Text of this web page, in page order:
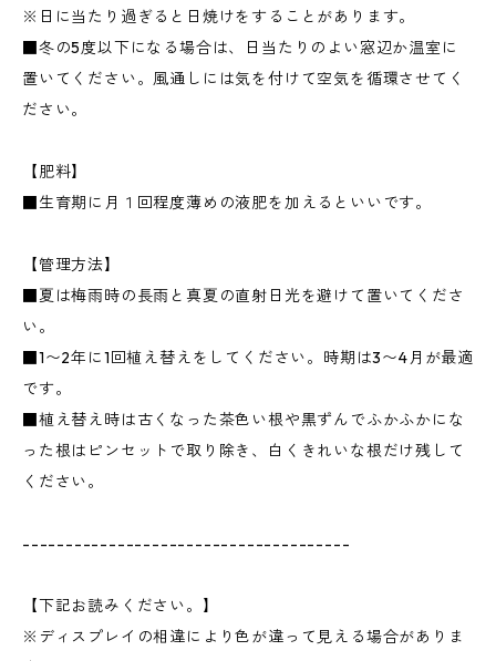
※日に当たり過ぎると日焼けをすることがあります。
■冬の5度以下になる場合は、日当たりのよい窓辺か温室に
置いてください。風通しには気を付けて空気を循環させてく
ださい。
【肥料】
■生育期に月１回程度薄めの液肥を加えるといいです。
【管理方法】
■夏は梅雨時の長雨と真夏の直射日光を避けて置いてくださ
い。
■1〜2年に1回植え替えをしてください。時期は3〜4月が最適
です。
■植え替え時は古くなった茶色い根や黒ずんでふかふかにな
った根はピンセットで取り除き、白くきれいな根だけ残して
ください。
--------------------------------------
【下記お読みください。】
※ディスプレイの相違により色が違って見える場合がありま